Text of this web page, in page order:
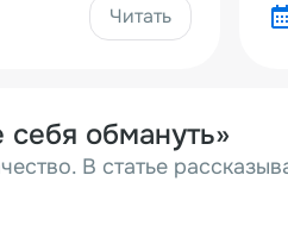
Читать
себя обмануть»
В статье